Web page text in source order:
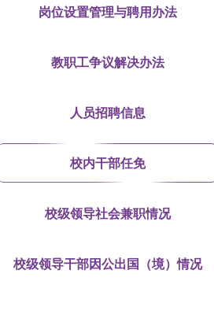
岗位设置管理与聘用办法
教职工争议解决办法
人员招聘信息
校内干部任免
校级领导社会兼职情况
校级领导干部因公出国（境）情况